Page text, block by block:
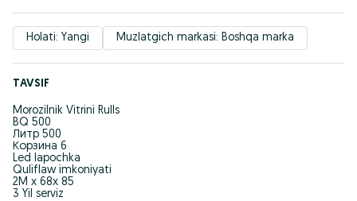
Holati: Yangi Muzlatgich markasi: Boshqa marka
TAVSIF
Morozilnik Vitrini Rulls
BQ 500
Литр 500
Корзина 6
Led lapochka
Quliflaw imkoniyati
2M x 68x 85
3 Yil serviz